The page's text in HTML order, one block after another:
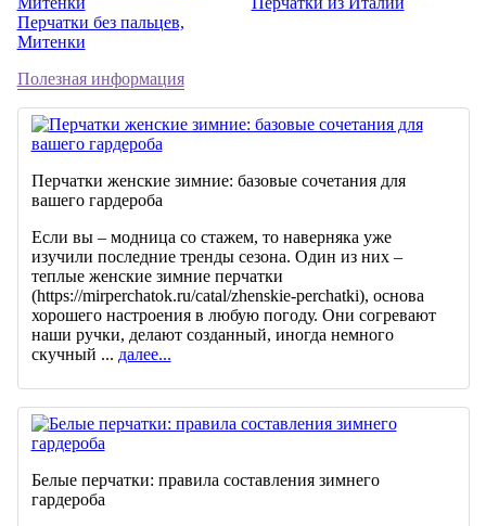
Перчатки без пальцев,
Митенки
Полезная информация
Перчатки женские зимние: базовые сочетания для
вашего гардероба
Если вы – модница со стажем, то наверняка уже
изучили последние тренды сезона. Один из них –
теплые женские зимние перчатки
(https://mirperchatok.ru/catal/zhenskie-perchatki), основа
хорошего настроения в любую погоду. Они согревают
наши ручки, делают созданный, иногда немного
скучный ... далее...
Белые перчатки: правила составления зимнего
гардероба